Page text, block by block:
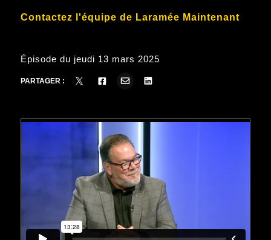
Contactez l'équipe de Laramée Maintenant
Épisode du jeudi 13 mars 2025
PARTAGER :